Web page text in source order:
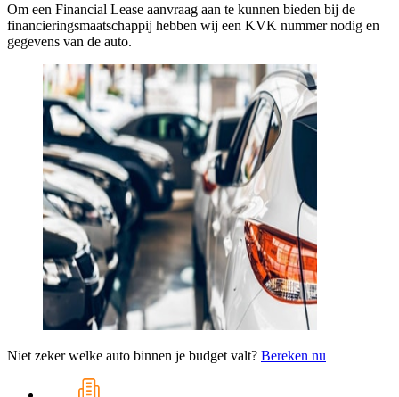
Om een Financial Lease aanvraag aan te kunnen bieden bij de
financieringsmaatschappij hebben wij een KVK nummer nodig en
gegevens van de auto.
Niet zeker welke auto binnen je budget valt? Bereken nu